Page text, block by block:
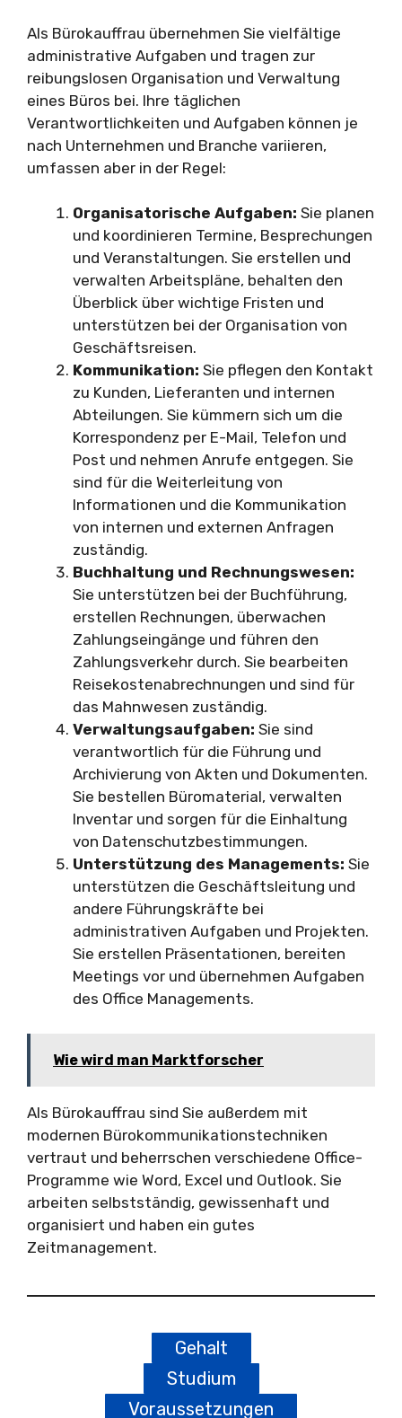
Als Bürokauffrau übernehmen Sie vielfältige
administrative Aufgaben und tragen zur
reibungslosen Organisation und Verwaltung
eines Büros bei. Ihre täglichen
Verantwortlichkeiten und Aufgaben können je
nach Unternehmen und Branche variieren,
umfassen aber in der Regel:
Organisatorische Aufgaben: Sie planen
und koordinieren Termine, Besprechungen
und Veranstaltungen. Sie erstellen und
verwalten Arbeitspläne, behalten den
Überblick über wichtige Fristen und
unterstützen bei der Organisation von
Geschäftsreisen.
Kommunikation: Sie pflegen den Kontakt
zu Kunden, Lieferanten und internen
Abteilungen. Sie kümmern sich um die
Korrespondenz per E-Mail, Telefon und
Post und nehmen Anrufe entgegen. Sie
sind für die Weiterleitung von
Informationen und die Kommunikation
von internen und externen Anfragen
zuständig.
Buchhaltung und Rechnungswesen:
Sie unterstützen bei der Buchführung,
erstellen Rechnungen, überwachen
Zahlungseingänge und führen den
Zahlungsverkehr durch. Sie bearbeiten
Reisekostenabrechnungen und sind für
das Mahnwesen zuständig.
Verwaltungsaufgaben: Sie sind
verantwortlich für die Führung und
Archivierung von Akten und Dokumenten.
Sie bestellen Büromaterial, verwalten
Inventar und sorgen für die Einhaltung
von Datenschutzbestimmungen.
Unterstützung des Managements: Sie
unterstützen die Geschäftsleitung und
andere Führungskräfte bei
administrativen Aufgaben und Projekten.
Sie erstellen Präsentationen, bereiten
Meetings vor und übernehmen Aufgaben
des Office Managements.
Wie wird man Marktforscher
Als Bürokauffrau sind Sie außerdem mit
modernen Bürokommunikationstechniken
vertraut und beherrschen verschiedene Office-
Programme wie Word, Excel und Outlook. Sie
arbeiten selbstständig, gewissenhaft und
organisiert und haben ein gutes
Zeitmanagement.
Gehalt
Studium
Voraussetzungen